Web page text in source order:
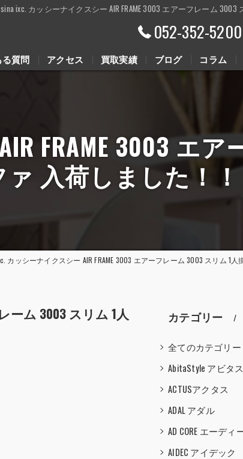
ixc. カッシーナイクスシー AIR FRAME 3003 エアーフレーム
052-352-5200
質問 アクセス 買取実績 ブログ
Youtube動画
コラム
FRAME 3003 エア
入荷しました！！
カッシーナイクスシー AIR FRAME 3003 エアーフレーム 3003 スリム 1
ーム 3003 スリム 1人
カテゴリー
全てのカテゴリー
AbitaStyle アビタ
ACTUSアクタス
ADAL アダル
AD CORE エーディ
AIDEC アイデック